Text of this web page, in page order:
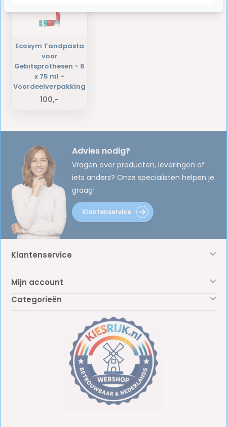
Ecosym Tandpasta
voor
Gebitsprothesen - 6
x 75 ml -
Voordeelverpakking
100,-
Advies nodig?
Vragen over producten, leveringen of
iets anders? Onze specialisten helpen je
graag!
Klantenservice
Klantenservice
Mijn account
Categorieën